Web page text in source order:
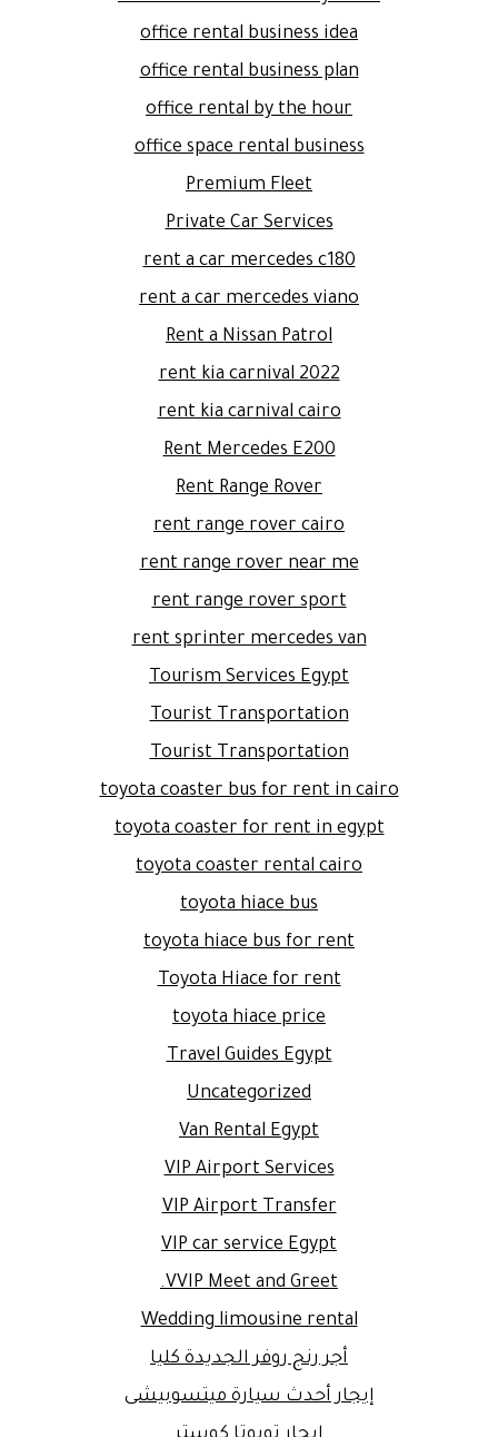
office rental business idea
office rental business plan
office rental by the hour
office space rental business
Premium Fleet
Private Car Services
rent a car mercedes c180
rent a car mercedes viano
Rent a Nissan Patrol
rent kia carnival 2022
rent kia carnival cairo
Rent Mercedes E200
Rent Range Rover
rent range rover cairo
rent range rover near me
rent range rover sport
rent sprinter mercedes van
Tourism Services Egypt
Tourist Transportation
Tourist Transportation
toyota coaster bus for rent in cairo
toyota coaster for rent in egypt
toyota coaster rental cairo
toyota hiace bus
toyota hiace bus for rent
Toyota Hiace for rent
toyota hiace price
Travel Guides Egypt
Uncategorized
Van Rental Egypt
VIP Airport Services
VIP Airport Transfer
VIP car service Egypt
VVIP Meet and Greet.
Wedding limousine rental
أجر رنج روفر الجديدة كليا
إيجار أحدث سيارة ميتسوبيشى